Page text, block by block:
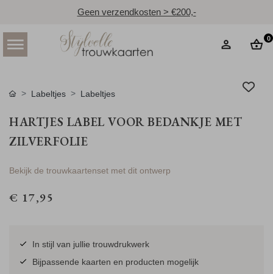
Geen verzendkosten > €200,-
0
Labeltjes Labeltjes
HARTJES LABEL VOOR BEDANKJE MET
ZILVERFOLIE
Bekijk de trouwkaartenset met dit ontwerp
€ 17,95
In stijl van jullie trouwdrukwerk
Bijpassende kaarten en producten mogelijk